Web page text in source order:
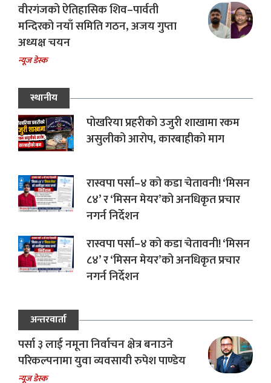
वीरगंजको ऐतिहासिक शिव–पार्वती
मन्दिरको नयाँ समिति गठन, अजय गुप्ता
अध्यक्ष चयन
न्यूज डेस्क
स्थानीय
पोखरिया प्रहरीको उजुरी शाखामा रकम
असुलीको आरोप, कारबाहीको माग
रास्वपा पर्सा–४ को कडा चेतावनी! ‘मिसन
८४’ र ‘मिसन मेयर’को अनधिकृत प्रचार
नगर्न निर्देशन
रास्वपा पर्सा–४ को कडा चेतावनी! ‘मिसन
८४’ र ‘मिसन मेयर’को अनधिकृत प्रचार
नगर्न निर्देशन
अन्तरवार्ता
पर्सा ३ लाई नमूना निर्वाचन क्षेत्र बनाउने
परिकल्पनामा युवा व्यवसायी रुपेश पाण्डेय
न्यूज डेस्क